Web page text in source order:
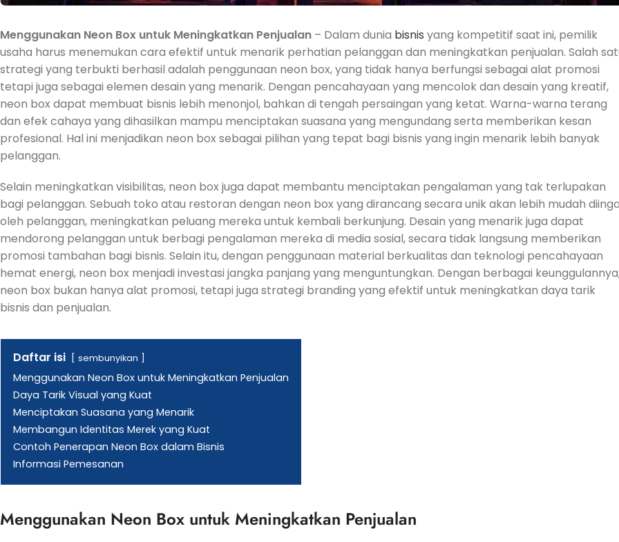
Menggunakan Neon Box untuk Meningkatkan Penjualan – Dalam dunia bisnis yang kompetitif saat ini, pemilik
usaha harus menemukan cara efektif untuk menarik perhatian pelanggan dan meningkatkan penjualan. Salah
strategi yang terbukti berhasil adalah penggunaan neon box, yang tidak hanya berfungsi sebagai alat promosi
tetapi juga sebagai elemen desain yang menarik. Dengan pencahayaan yang mencolok dan desain yang kreatif,
neon box dapat membuat bisnis lebih menonjol, bahkan di tengah persaingan yang ketat. Warna-warna terang
dan efek cahaya yang dihasilkan mampu menciptakan suasana yang mengundang serta memberikan kesan
profesional. Hal ini menjadikan neon box sebagai pilihan yang tepat bagi bisnis yang ingin menarik lebih banyak
pelanggan.
Selain meningkatkan visibilitas, neon box juga dapat membantu menciptakan pengalaman yang tak terlupakan
bagi pelanggan. Sebuah toko atau restoran dengan neon box yang dirancang secara unik akan lebih mudah
oleh pelanggan, meningkatkan peluang mereka untuk kembali berkunjung. Desain yang menarik juga dapat
mendorong pelanggan untuk berbagi pengalaman mereka di media sosial, secara tidak langsung memberikan
promosi tambahan bagi bisnis. Selain itu, dengan penggunaan material berkualitas dan teknologi pencahayaan
hemat energi, neon box menjadi investasi jangka panjang yang menguntungkan. Dengan berbagai
neon box bukan hanya alat promosi, tetapi juga strategi branding yang efektif untuk meningkatkan daya tarik
bisnis dan penjualan.
Daftar isi sembunyikan
Menggunakan Neon Box untuk Meningkatkan Penjualan
Daya Tarik Visual yang Kuat
Menciptakan Suasana yang Menarik
Membangun Identitas Merek yang Kuat
Contoh Penerapan Neon Box dalam Bisnis
Informasi Pemesanan
Menggunakan Neon Box untuk Meningkatkan Penjualan